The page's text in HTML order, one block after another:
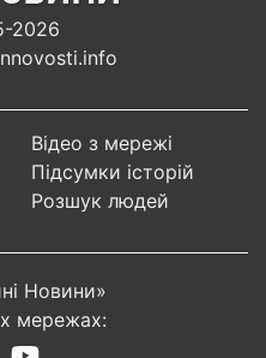
2026
Відео з мережі
Підсумки історій
Розшук людей
Новини»
мережах: